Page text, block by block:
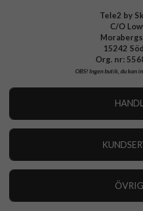
Tele2 by
C/O
15242
Org. nr:
OBS!Ingen butik, du kan